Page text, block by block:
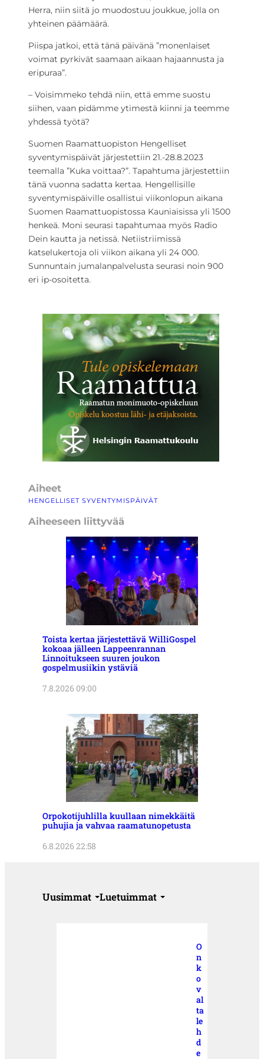
Herra, niin siitä jo muodostuu joukkue, jolla on
yhteinen päämäärä.
Piispa jatkoi, että tänä päivänä ”monenlaiset
voimat pyrkivät saamaan aikaan hajaannusta ja
eripuraa”.
– Voisimmeko tehdä niin, että emme suostu
siihen, vaan pidämme ytimestä kiinni ja teemme
yhdessä työtä?
Suomen Raamattuopiston Hengelliset
syventymispäivät järjestettiin 21.-28.8.2023
teemalla ”Kuka voittaa?”. Tapahtuma järjestettiin
tänä vuonna sadatta kertaa. Hengellisille
syventymispäiville osallistui viikonlopun aikana
Suomen Raamattuopistossa Kauniaisissa yli 1500
henkeä. Moni seurasi tapahtumaa myös Radio
Dein kautta ja netissä. Netiistriimissä
katselukertoja oli viikon aikana yli 24 000.
Sunnuntain jumalanpalvelusta seurasi noin 900
eri ip-osoitetta.
Aiheet
HENGELLISET SYVENTYMISPÄIVÄT
Aiheeseen liittyvää
Toista kertaa järjestettävä WilliGospel
kokoaa jälleen Lappeenrannan
Linnoitukseen suuren joukon
gospelmusiikin ystäviä
7.8.2026 09:00
Orpokotijuhlilla kuullaan nimekkäitä
puhujia ja vahvaa raamatunopetusta
6.8.2026 22:58
Uusimmat Luetuimmat
O
n
k
o
v
al
ta
le
h
d
e